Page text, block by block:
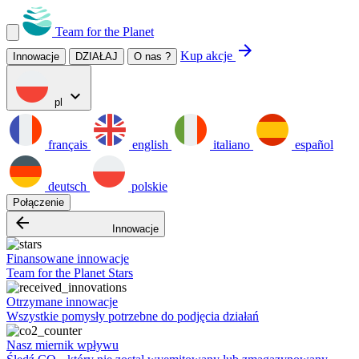
Team for the Planet
Innowacje DZIAŁAJ O nas ? Kup akcje arrow_forward
pl expand_more
français english italiano español
deutsch polskie
Połączenie
arrow_backward Innowacje
Finansowane innowacje
Team for the Planet Stars
Otrzymane innowacje
Wszystkie pomysły potrzebne do podjęcia działań
Nasz miernik wpływu